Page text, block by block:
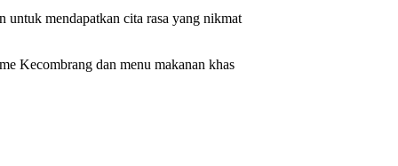
untuk mendapatkan cita rasa yang nikmat
Kecombrang dan menu makanan khas